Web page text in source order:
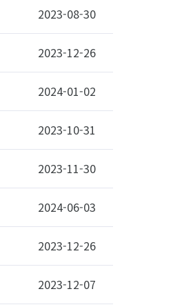
2023-08-30
2023-12-26
2024-01-02
2023-10-31
2023-11-30
2024-06-03
2023-12-26
2023-12-07